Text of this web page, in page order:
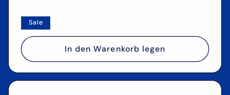
In den Warenkorb legen
Sale